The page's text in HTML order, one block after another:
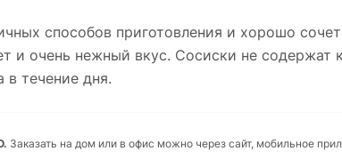
способов приготовления и хорошо
очень нежный вкус. Сосиски не содержат
в течение дня.
Заказать на дом или в офис можно через сайт, мобильное